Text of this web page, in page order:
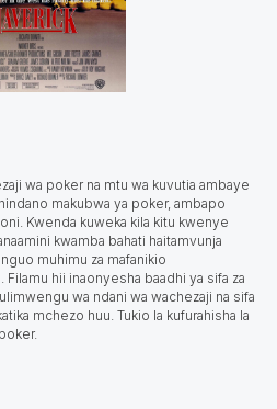
wa poker na mtu wa kuvutia ambaye
makubwa ya poker, ambapo
Kwenda kuweka kila kitu kwenye
kwamba bahati haitamvunja
muhimu za mafanikio
hii inaonyesha baadhi ya sifa za
wa ndani wa wachezaji na sifa
mchezo huu. Tukio la kufurahisha la